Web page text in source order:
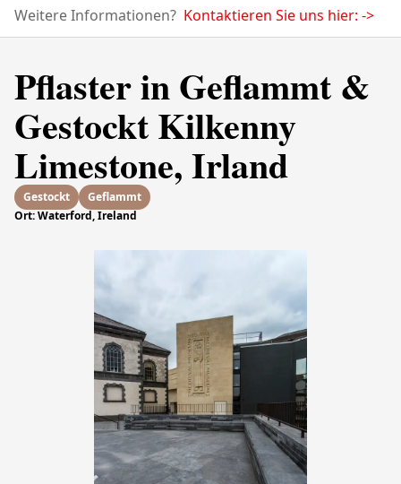
Weitere Informationen? Kontaktieren Sie uns hier: ->
Pflaster in Geflammt &
Gestockt Kilkenny
Limestone, Irland
Gestockt
Geflammt
Ort: Waterford, Ireland